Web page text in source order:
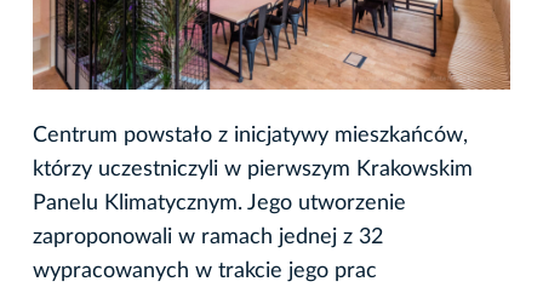
Centrum powstało z inicjatywy mieszkańców,
którzy uczestniczyli w pierwszym Krakowskim
Panelu Klimatycznym. Jego utworzenie
zaproponowali w ramach jednej z 32
wypracowanych w trakcie jego prac